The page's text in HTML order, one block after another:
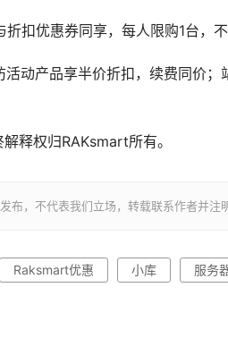
折扣优惠券同享，每人限购1台，
活动产品享半价折扣，续费同价
释权归RAKsmart所有。
布，不代表我们立场，转载联系作者
Raksmart优惠 小库 服务